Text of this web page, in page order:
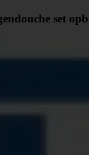
set